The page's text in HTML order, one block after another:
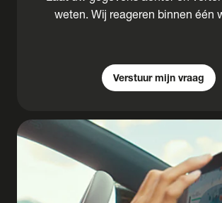
weten. Wij reageren binnen één
Verstuur mijn vraag